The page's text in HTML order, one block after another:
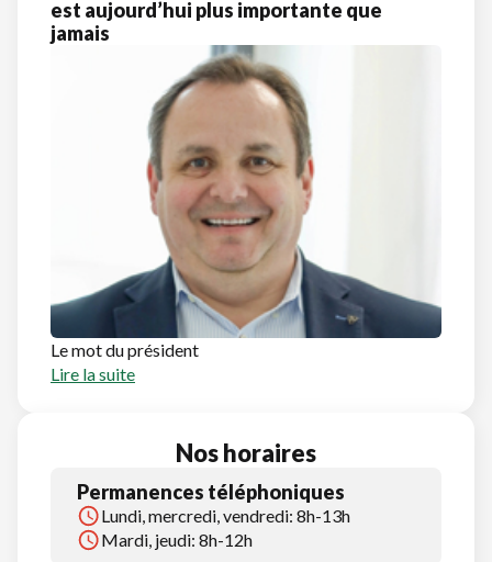
est aujourd’hui plus importante que
jamais
Le mot du président
Lire la suite
Nos horaires
Permanences téléphoniques
Lundi, mercredi, vendredi: 8h-13h
Mardi, jeudi: 8h-12h